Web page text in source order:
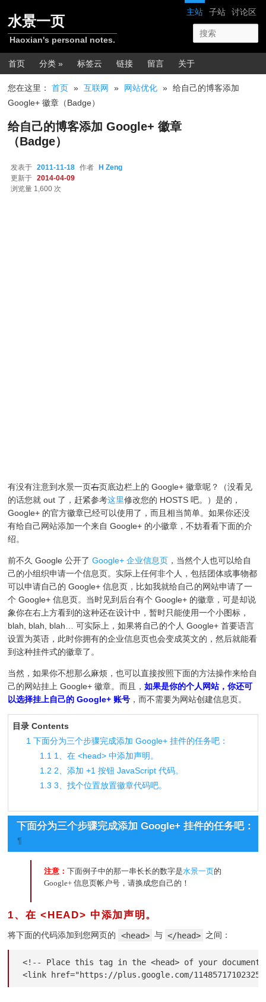
网站导航
主站 子站 讨论区
水景一页
Haoxian's personal notes.
主菜单
首页 分类 » 标签云 链接 留言 关于
您在这里：首页 » 互联网 » 网站优化 » 给自己的博客添加
Google+ 徽章（Badge）
给自己的博客添加 Google+ 徽章
（Badge）
发表于 2011-11-18 作者
H Zeng
更新于
2014-04-09
浏览量 1,600 次
有没有注意到水景一页右页底边栏上的 Google+ 徽章呢？（没看见
的话您就 out 了，赶紧参考这里修改您的 HOSTS 吧。）是的，
Google+ 的官方徽章已经可以使用了，而且相当简单。如果你还没
有给自己网站添加一个来自 Google+ 的小徽章，不妨看看下面的介
绍。
前不久 Google 公开了Google+ 企业信息页 ，当然个人也可以给自
己的小组织申请一个信息页。实际上任何非个人，包括团体或事物都
可以申请自己的 Google+ 信息页，比如我就给自己的网站申请了一
个 Google+ 信息页。当时见到后台有个 Google+ 的徽章，可是却说
象你在右上方看到的这种还在设计中，暂时只能使用一个小图标，
blah, blah, blah… 可实际上，如果将自己的个人 Google+ 首要语言
设置为英语，此时你拥有的企业信息页也会变成英文的，然后就能看
到这种挂件式的徽章了。
当然，如果你不想那么麻烦，也可以直接按照下面的方法操作来给自
己的网站挂上 Google+ 徽章。而且，如果是你的个人网站，你还可
以选择挂上自己的 Google+ 账号 ，而不需要为网站创建信息页。
目录 Contents
1 下面分为三个步骤完成添加 Google+ 挂件的任务吧：
1.11、在 <head> 中添加声明。
1.2 2、添加 +1 按钮 JavaScript 代码。
1.3 3、找个位置放置徽章代码吧。
下面分为三个步骤完成添加 Google+ 挂件的任务吧：
¶
注意： 下面例子中的那一串长长的数字是水景一页 的
Google+ 信息页帐户号，请换成您自己的！
1、在 <HEAD> 中添加声明。
将下面的代码添加到您网页的 <head> 与 </head> 之间：
<!-- Place this tag in the <head> of your
<link href="https://plus.google.com/